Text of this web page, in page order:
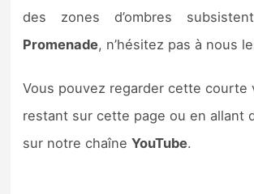
Sorties de jeux
Bons plans
des zones d’ombres
Promenade, n’hésitez pas à nous
Vous pouvez regarder cette courte
restant sur cette page ou en allant
sur notre chaîneYouTube.